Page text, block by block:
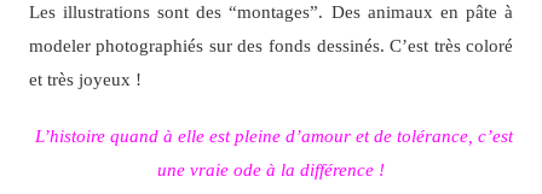
Les illustrations sont des “montages”. Des animaux en pâte à
modeler photographiés sur des fonds dessinés. C’est très coloré
et très joyeux !
L’histoire quand à elle est pleine d’amour et de tolérance, c’est
une vraie ode à la différence !